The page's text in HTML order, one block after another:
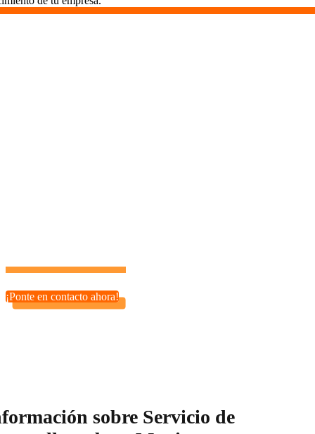
¡Ponte en contacto ahora!
sobre Servicio de